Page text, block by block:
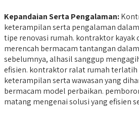
Kepandaian Serta Pengalaman:
keterampilan serta pengalaman
tipe renovasi rumah. kontraktor kayak
merencah bermacam tantangan
sebelumnya, alhasil sanggup
efisien. kontraktor ralat rumah terlatih
keterampilan serta wawasan yang
bermacam model perbaikan.
matang mengenai solusi yang efisien